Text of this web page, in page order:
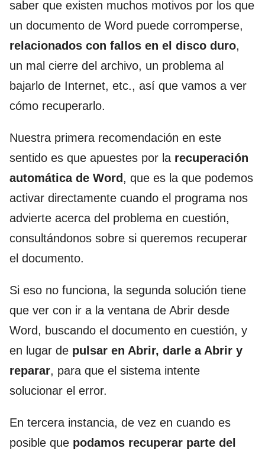
saber que existen muchos motivos por los que
un documento de Word puede corromperse,
relacionados con fallos en el disco duro,
un mal cierre del archivo, un problema al
bajarlo de Internet, etc., así que vamos a ver
cómo recuperarlo.
Nuestra primera recomendación en este
sentido es que apuestes por la recuperación
automática de Word , que es la que podemos
activar directamente cuando el programa nos
advierte acerca del problema en cuestión,
consultándonos sobre si queremos recuperar
el documento.
Si eso no funciona, la segunda solución tiene
que ver con ir a la ventana de Abrir desde
Word, buscando el documento en cuestión, y
en lugar de pulsar en Abrir, darle a Abrir y
reparar, para que el sistema intente
solucionar el error.
En tercera instancia, de vez en cuando es
posible que podamos recuperar parte del